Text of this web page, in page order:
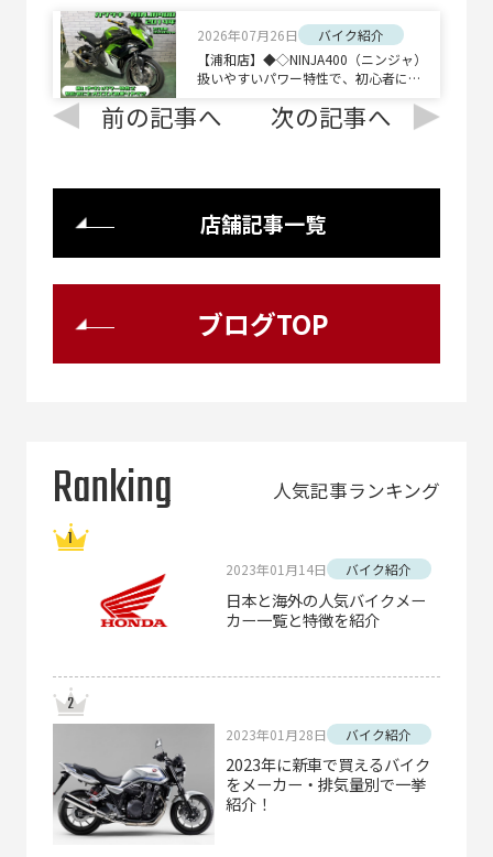
2026年07月26日
バイク紹介
【浦和店】◆◇NINJA400（ニンジャ）
扱いやすいパワー特性で、初心者にも
前の記事へ
店舗記事一覧
次の記事へ
ブログTOP
Ranking 人気記事ランキング
2023年01月14日 バイク紹介
日本と海外の人気バイクメー
カー一覧と特徴を紹介
2023年01月28日 バイク紹介
2023年に新車で買えるバイク
をメーカー・排気量別で一挙
紹介！